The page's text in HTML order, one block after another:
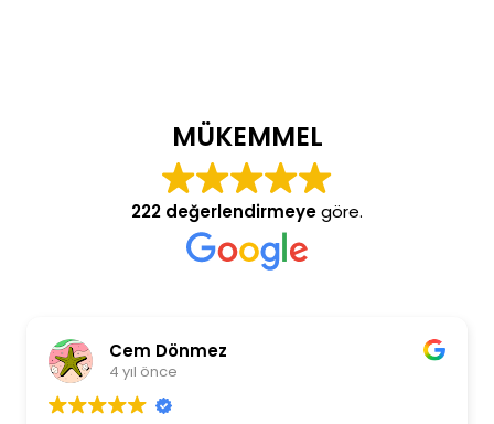
MÜKEMMEL
222 değerlendirmeyegöre.
Cem Dönmez
4 yıl önce